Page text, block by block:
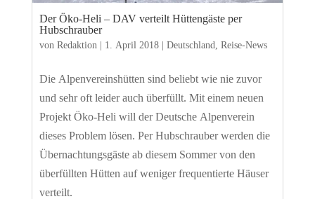
Der Öko-Heli – DAV verteilt Hüttengäste per
Hubschrauber
von Redaktion| 1. April 2018| Deutschland, Reise-News
Die Alpenvereinshütten sind beliebt wie nie zuvor
und sehr oft leider auch überfüllt. Mit einem neuen
Projekt Öko-Heli will der Deutsche Alpenverein
dieses Problem lösen. Per Hubschrauber werden die
Übernachtungsgäste ab diesem Sommer von den
überfüllten Hütten auf weniger frequentierte Häuser
verteilt.